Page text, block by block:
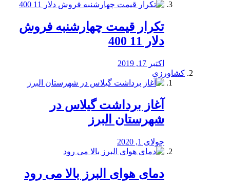
تکرار قیمت چهارشنبه فروش
دلار 11 400
اکتبر 17, 2019
کشاورزی
آغاز برداشت گیلاس در
شهرستان البرز
جولای 1, 2020
دمای هوای البرز بالا می رود